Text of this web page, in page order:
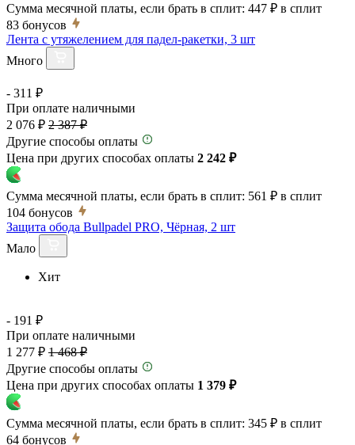
Сумма месячной платы, если брать в сплит: 447 ₽ в сплит
83 бонусов
Лента с утяжелением для падел-ракетки, 3 шт
Много
- 311 ₽
При оплате наличными
2 076 ₽ 2 387 ₽
Другие способы оплаты
Цена при других способах оплаты 2 242 ₽
Сумма месячной платы, если брать в сплит: 561 ₽ в сплит
104 бонусов
Защита обода Bullpadel PRO, Чёрная, 2 шт
Мало
Хит
- 191 ₽
При оплате наличными
1 277 ₽ 1 468 ₽
Другие способы оплаты
Цена при других способах оплаты 1 379 ₽
Сумма месячной платы, если брать в сплит: 345 ₽ в сплит
64 бонусов